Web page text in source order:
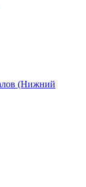
(Нижний